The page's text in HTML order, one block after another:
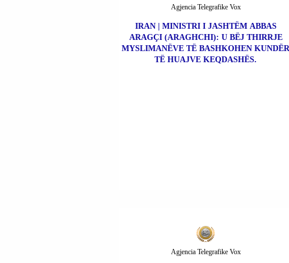
IRAN | MINISTRI I JASHTËM ABBAS
ARAGÇI (ARAGHCHI): U BËJ THIRRJE
MYSLIMANËVE TË BASHKOHEN KUNDËR
TË HUAJVE KEQDASHËS.
Agjencia Telegrafike Vox
Agjencia Telegrafike Vox